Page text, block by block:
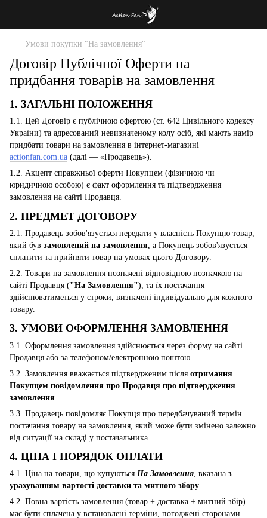
Умови покупки "На замовлення"
Договір Публічної Оферти на
придбання товарів на замовлення
1. ЗАГАЛЬНІ ПОЛОЖЕННЯ
1.1. Цей Договір є публічною офертою (ст. 642 Цивільного кодексу
України) та адресований невизначеному колу осіб, які мають намір
придбати товари на замовлення в інтернет-магазині
actionfan.com.ua (далі — «Продавець»).
1.2. Акцепт справжньої оферти Покупцем (фізичною чи
юридичною особою) є факт оформлення та підтвердження
замовлення на сайті Продавця.
2. ПРЕДМЕТ ДОГОВОРУ
2.1. Продавець зобов'язується передати у власність Покупцю товар,
який був замовлений на замовлення , а Покупець зобов'язується
сплатити та прийняти товар на умовах цього Договору.
2.2. Товари на замовлення позначені відповідною позначкою на
сайті Продавця ("На Замовлення"), та їх постачання
здійснюватиметься у строки, визначені індивідуально для кожного
товару.
3. УМОВИ ОФОРМЛЕННЯ ЗАМОВЛЕННЯ
3.1. Оформлення замовлення здійснюється через форму на сайті
Продавця або за телефоном/електронною поштою.
3.2. Замовлення вважається підтвердженим після отримання
Покупцем повідомлення про Продавця про підтвердження
замовлення
3.3. Продавець повідомляє Покупця про передбачуваний термін
постачання товару на замовлення, який може бути змінено залежно
від ситуації на складі у постачальника.
4. ЦІНА І ПОРЯДОК ОПЛАТИ
4.1. Ціна на товари, що купуються На Замовлення, вказана з
урахуванням вартості доставки та митного збору.
4.2. Повна вартість замовлення (товар + доставка + митний збір)
має бути сплачена у встановлені терміни, погоджені сторонами.